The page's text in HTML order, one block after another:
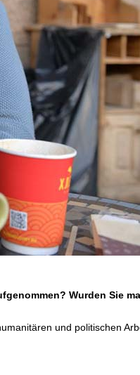
Wurden Sie
und politischen